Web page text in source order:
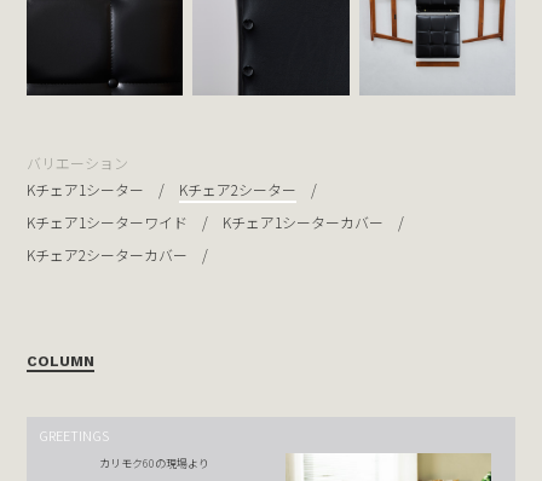
バリエーション
Kチェア1シーター
Kチェア2シーター
Kチェア1シーターワイド
Kチェア1シーターカバー
Kチェア2シーターカバー
COLUMN
GREETINGS
カリモク60の現場より